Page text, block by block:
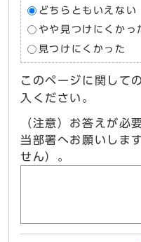
どちらともいえない
やや見つけにくかっ
見つけにくかった
このページに関して
入ください。
（注意）お答えが必
当部署へお願いしま
せん）。